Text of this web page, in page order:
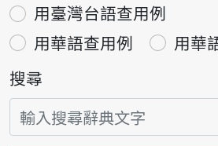
用臺灣台語查用例
用華語查用例
用華
搜尋